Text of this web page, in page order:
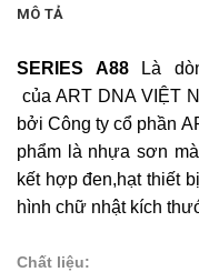
MÔ TẢ
SERIES A88Là
của ART DNA VIỆT
bởi Công ty cổ phần
phẩm là nhựa sơn
kết hợp đen,hạt thiết
hình chữ nhật kích
Chất liệu: